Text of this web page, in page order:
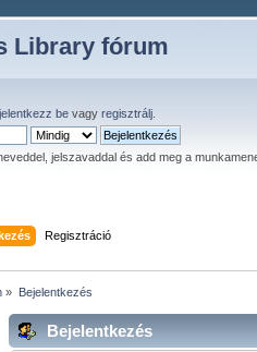
Library fórum
jelentkezz be vagy regisztrálj
jelszavaddal és add meg a
Regisztráció
» Bejelentkezés
Bejelentkezés